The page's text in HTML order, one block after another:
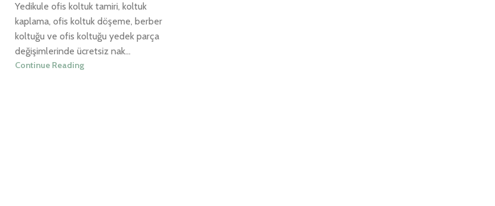
Yedikule ofis koltuk tamiri, koltuk
kaplama, ofis koltuk döşeme, berber
koltuğu ve ofis koltuğu yedek parça
değişimlerinde ücretsiz nak...
Continue Reading